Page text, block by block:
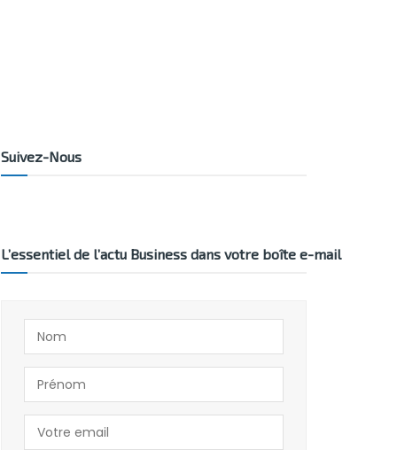
Suivez-Nous
L’essentiel de l’actu Business dans votre boîte e-mail